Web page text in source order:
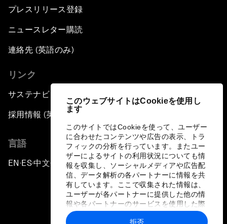
このウェブサイトはCookieを使用し
ます
このサイトではCookieを使って、ユーザー
に合わせたコンテンツや広告の表示、トラ
フィックの分析を行っています。またユー
ザーによるサイトの利用状況についても情
報を収集し、ソーシャルメディアや広告配
信、データ解析の各パートナーに情報を共
有しています。ここで収集された情報は、
ユーザーが各パートナーに提供した他の情
報や各パートナーのサービスを使用した際
に収集された情報と組み合わされ、各パー
拒否
プレスリリース登録
ニュースレター購読
連絡先 (英語のみ)
リンク
サステナビリティへの取り組み
採用情報 (英語のみ)
言語
EN ▪ES▪中文▪ 日本語